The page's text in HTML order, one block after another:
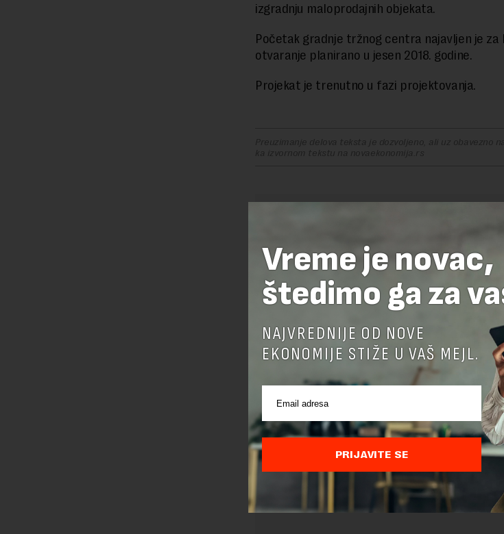
izgradnju maloprodajnih objekata.
Početak gradnje tržnog centra najavljen je za
otvaranje planirano u jesen 2018. godine.
Projekat je trenutno u fazi projektovanja.
Preuzimanje delova teksta je dozvoljeno, ali uz obavezno
ka izvornom tekstu na novaekonomija.rs
Pre slanja komentara, molimo vas da se upoznate sa
Sajt je zaštićen pomocu reCaptcha i Google.Google
Korišćenjasu primenjeni.
Vreme je novac,
štedimo ga za
NAJVREDNIJE OD NOVE
EKONOMIJE STIŽE U VAŠ MEJL.
PRIJAVITE SE